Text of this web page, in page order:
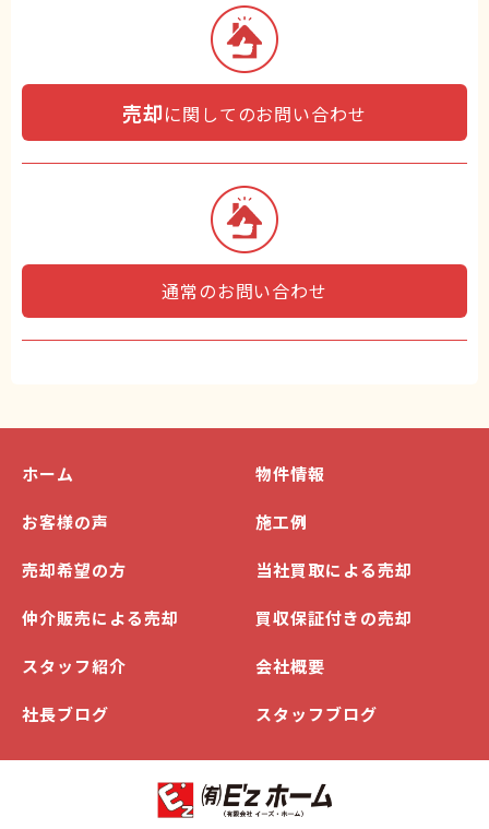
売却に関してのお問い合わせ
通常のお問い合わせ
ホーム 物件情報
お客様の声 施工例
売却希望の方 当社買取による売却
仲介販売による売却 買収保証付きの売却
スタッフ紹介 会社概要
社長ブログ スタッフブログ